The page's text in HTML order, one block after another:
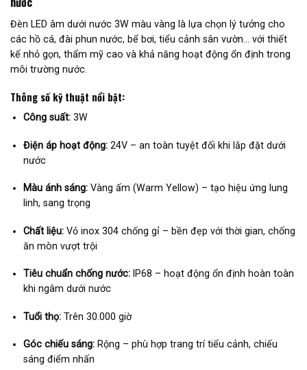
Đèn LED âm dưới nước 3W màu vàng là lựa chọn lý tưởng cho
các hồ cá, đài phun nước, bể bơi, tiểu cảnh sân vườn… với thiết
kế nhỏ gọn, thẩm mỹ cao và khả năng hoạt động ổn định trong
môi trường nước.
Thông số kỹ thuật nổi bật:
Công suất:3W
Điện áp hoạt động:24V – an toàn tuyệt đối khi lắp đặt dưới
nước
Màu ánh sáng:Vàng ấm (Warm Yellow) – tạo hiệu ứng lung
linh, sang trọng
Chất liệu:Vỏ inox 304 chống gỉ – bền đẹp với thời gian, chống
ăn mòn vượt trội
Tiêu chuẩn chống nước:IP68 – hoạt động ổn định hoàn toàn
khi ngâm dưới nước
Tuổi thọ:Trên 30.000 giờ
Góc chiếu sáng:Rộng – phù hợp trang trí tiểu cảnh, chiếu
sáng điểm nhấn